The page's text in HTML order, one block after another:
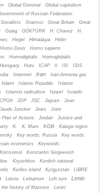
Global Dominat Global capitalism
of Russian Federation
Gramsci Great Britain
Great
Gulag GÖKTÜRK H. Chavez
H.
Hegel Himalaya
Hitler
Homo Deus
Homo sapiens
Homodigitalis
Homoglobalis
Hungary Hutu ICAP II ISI
ISIS
Internet Iran
Iran-Armenia gas
Islam Islamic Republic
Islamic
Islamist radicalism Israel
Israelis
JDP JSC Japan
Jean
Juncker Jews
Joint
Plan of Actions
Jordan
Justice and
K. K. Marx KGB
Kaluga region
Key words: Russia
Key words:
economics
Keywords:
Komsomol
Konstantin Sergeevich
Kryuchkov
Kurdish national
Kuriles island Kyrgyzstan LIBRE
Latvia Lebanon Left turn Lenin
the history of Marxism
Lenin;